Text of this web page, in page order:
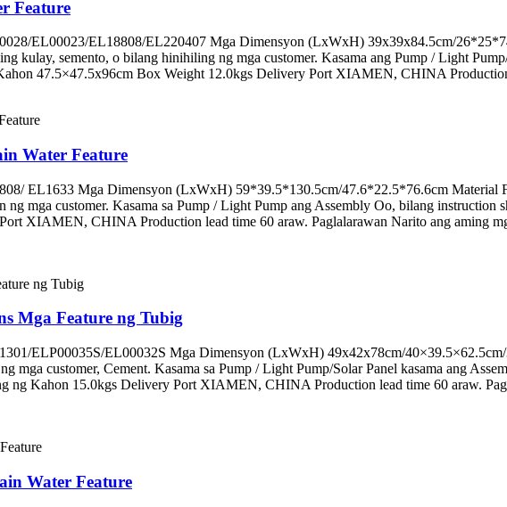
Feature
EL00023/EL18808/EL220407 Mga Dimensyon (LxWxH) 39x39x84.5cm/
kulay, semento, o bilang hinihiling ng mga customer. Kasama ang Pump / Light
47.5×47.5x96cm Box Weight 12.0kgs Delivery Port XIAMEN, CHINA
Water Feature
EL1633 Mga Dimensyon (LxWxH) 59*39.5*130.5cm/47.6*22.5*76.6cm Material
ng mga customer. Kasama sa Pump / Light Pump ang Assembly Oo, bilang
XIAMEN, CHINA Production lead time 60 araw. Paglalarawan Narito ang aming
Mga Feature ng Tubig
ELP00035S/EL00032S Mga Dimensyon (LxWxH) 49x42x78cm/
mga customer, Cement. Kasama sa Pump / Light Pump/Solar Panel kasama ang
ng Kahon 15.0kgs Delivery Port XIAMEN, CHINA Production lead time 60 araw.
Water Feature